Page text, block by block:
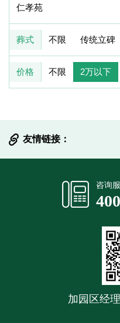
仁孝苑
葬式 不限 传统立碑
价格 不限 2万以下
友情链接：
咨询
加园区经